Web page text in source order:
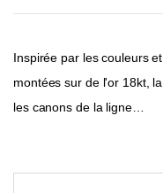
Inspirée par les couleurs
montées sur de l'or 18kt,
les canons de la ligne…